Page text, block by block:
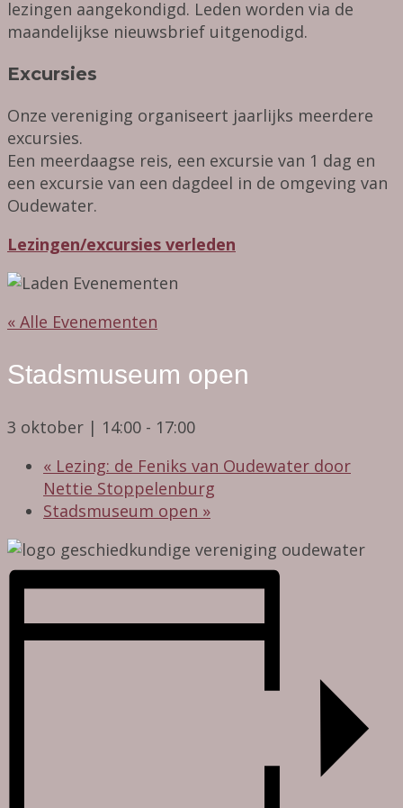
lezingen aangekondigd. Leden worden via de
maandelijkse nieuwsbrief uitgenodigd.
Excursies
Onze vereniging organiseert jaarlijks meerdere
excursies.
Een meerdaagse reis, een excursie van 1 dag en
een excursie van een dagdeel in de omgeving van
Oudewater.
Lezingen/excursies verleden
« Alle Evenementen
Stadsmuseum open
3 oktober | 14:00 - 17:00
« Lezing: de Feniks van Oudewater door
Nettie Stoppelenburg
Stadsmuseum open »